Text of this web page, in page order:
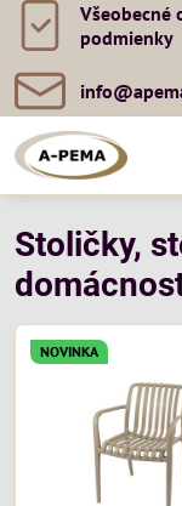
Všeobecné
podmienky
Stoličky,
NOVINKA